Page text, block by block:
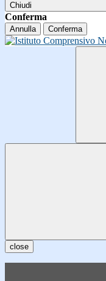
Chiudi
Conferma
Annulla Conferma
close